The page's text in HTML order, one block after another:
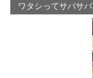
ワタシってサバサ